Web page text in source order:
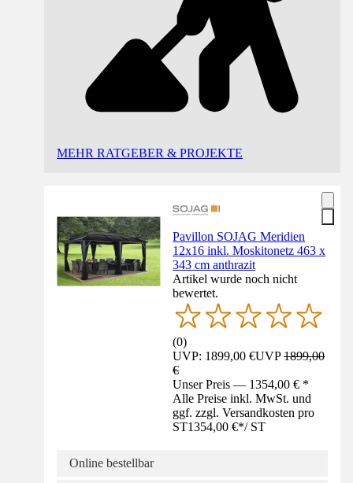
MEHR RATGEBER & PROJEKTE
Pavillon SOJAG Meridien
12x16 inkl. Moskitonetz 463 x
343 cm anthrazit
Artikel wurde noch nicht
bewertet.
(0)
UVP: 1899,00 €UVP1899,00
€
Unser Preis — 1354,00 € *
Alle Preise inkl. MwSt. und
ggf. zzgl. Versandkosten pro
ST1354,00 €*/ ST
Online bestellbar